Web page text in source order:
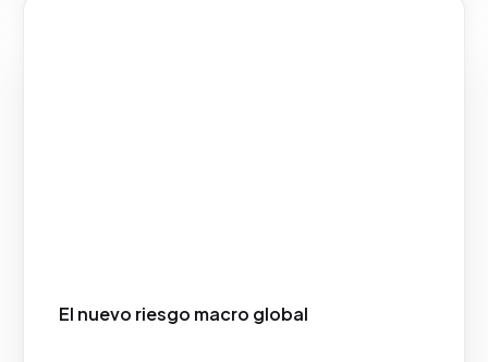
El nuevo riesgo macro global